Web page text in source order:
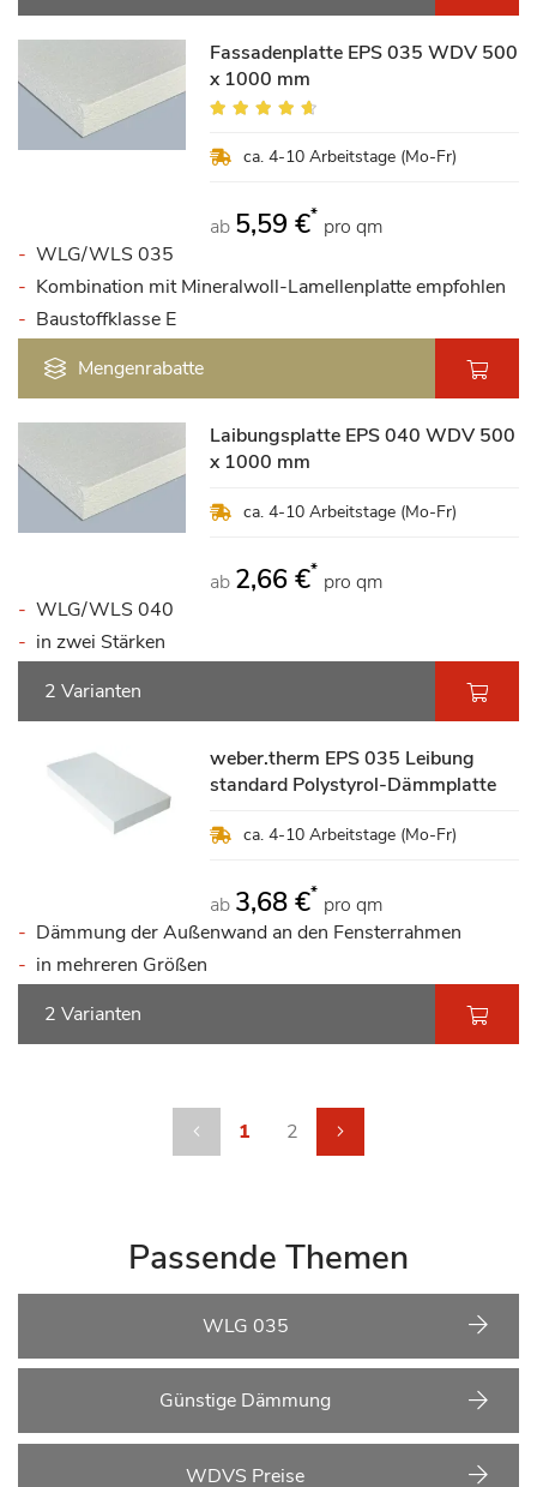
Fassadenplatte EPS 035 WDV 500
x 1000 mm
Bewertung:
ca. 4-10 Arbeitstage (Mo-Fr)
ab 5,59 €* pro qm
WLG/WLS 035
Kombination mit Mineralwoll-Lamellenplatte empfohlen
Baustoffklasse E
Mengenrabatte
Laibungsplatte EPS 040 WDV 500
x 1000 mm
ca. 4-10 Arbeitstage (Mo-Fr)
ab 2,66 €* pro qm
WLG/WLS 040
in zwei Stärken
2 Varianten
weber.therm EPS 035 Leibung
standard Polystyrol-Dämmplatte
ca. 4-10 Arbeitstage (Mo-Fr)
ab 3,68 €* pro qm
Dämmung der Außenwand an den Fensterrahmen
in mehreren Größen
2 Varianten
Seite
Seite
ZurückSie lesen gerade die Seite
1 Seite
2
Passende Themen
WLG 035
Günstige Dämmung
WDVS Preise